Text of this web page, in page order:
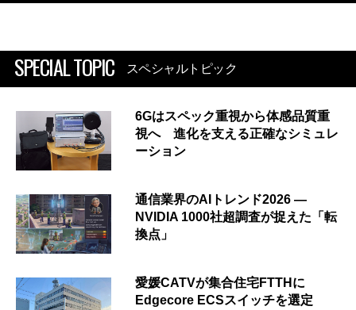
SPECIAL TOPIC スペシャルトピック
6Gはスペック重視から体感品質重
視へ 進化を支える正確なシミュレ
ーション
通信業界のAIトレンド2026 ―
NVIDIA 1000社超調査が捉えた「転
換点」
愛媛CATVが集合住宅FTTHに
Edgecore ECSスイッチを選定